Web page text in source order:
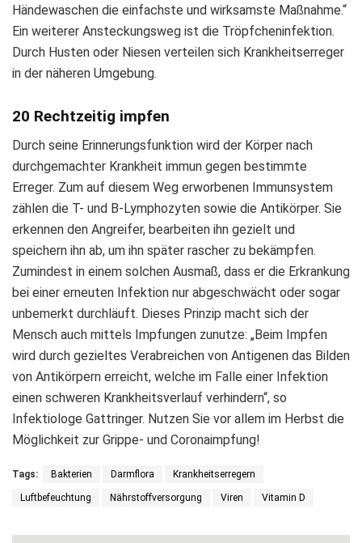
Händewaschen die einfachste und wirksamste Maßnahme.“
Ein weiterer Ansteckungsweg ist die Tröpfcheninfektion.
Durch Husten oder Niesen verteilen sich Krankheitserreger
in der näheren Umgebung.
20 Rechtzeitig impfen
Durch seine Erinnerungsfunktion wird der Körper nach
durchgemachter Krankheit immun gegen bestimmte
Erreger. Zum auf diesem Weg erworbenen Immunsystem
zählen die T- und B-Lymphozyten sowie die Antikörper. Sie
erkennen den Angreifer, bearbeiten ihn gezielt und
speichern ihn ab, um ihn später rascher zu bekämpfen.
Zumindest in einem solchen Ausmaß, dass er die Erkrankung
bei einer erneuten Infektion nur abgeschwächt oder sogar
unbemerkt durchläuft. Dieses Prinzip macht sich der
Mensch auch mittels Impfungen zunutze: „Beim Impfen
wird durch gezieltes Verabreichen von Antigenen das Bilden
von Antikörpern erreicht, welche im Falle einer Infektion
einen schweren Krankheitsverlauf verhindern“, so
Infektiologe Gattringer. Nutzen Sie vor allem im Herbst die
Möglichkeit zur Grippe- und Coronaimpfung!
Tags: Bakterien Darmflora Krankheitserregern
Luftbefeuchtung Nährstoffversorgung Viren Vitamin D